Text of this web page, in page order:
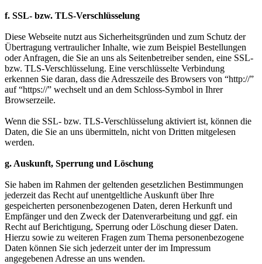
f. SSL- bzw. TLS-Verschlüsselung
Diese Webseite nutzt aus Sicherheitsgründen und zum Schutz der
Übertragung vertraulicher Inhalte, wie zum Beispiel Bestellungen
oder Anfragen, die Sie an uns als Seitenbetreiber senden, eine SSL-
bzw. TLS-Verschlüsselung. Eine verschlüsselte Verbindung
erkennen Sie daran, dass die Adresszeile des Browsers von “http://”
auf “https://” wechselt und an dem Schloss-Symbol in Ihrer
Browserzeile.
Wenn die SSL- bzw. TLS-Verschlüsselung aktiviert ist, können die
Daten, die Sie an uns übermitteln, nicht von Dritten mitgelesen
werden.
g. Auskunft, Sperrung und Löschung
Sie haben im Rahmen der geltenden gesetzlichen Bestimmungen
jederzeit das Recht auf unentgeltliche Auskunft über Ihre
gespeicherten personenbezogenen Daten, deren Herkunft und
Empfänger und den Zweck der Datenverarbeitung und ggf. ein
Recht auf Berichtigung, Sperrung oder Löschung dieser Daten.
Hierzu sowie zu weiteren Fragen zum Thema personenbezogene
Daten können Sie sich jederzeit unter der im Impressum
angegebenen Adresse an uns wenden.